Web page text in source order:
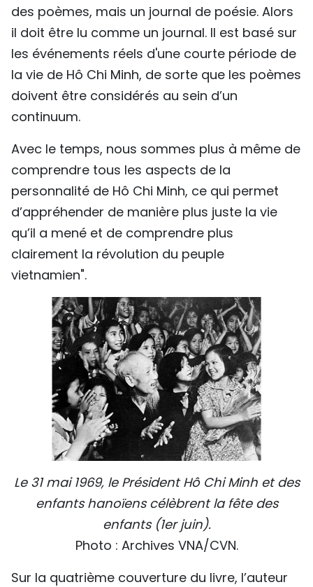
des poèmes, mais un journal de poésie. Alors
il doit être lu comme un journal. Il est basé sur
les événements réels d'une courte période de
la vie de Hô Chi Minh, de sorte que les poèmes
doivent être considérés au sein d’un
continuum.
Avec le temps, nous sommes plus à même de
comprendre tous les aspects de la
personnalité de Hô Chi Minh, ce qui permet
d’appréhender de manière plus juste la vie
qu’il a mené et de comprendre plus
clairement la révolution du peuple
vietnamien".
Le 31 mai 1969, le Président Hô Chi Minh et des
enfants hanoïens célèbrent la fête des
enfants (1er juin).
Photo : Archives VNA/CVN.
Sur la quatrième couverture du livre, l’auteur